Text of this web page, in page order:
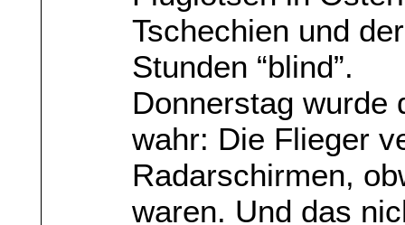
Tschechien und
Stunden “blind”.
Donnerstag wurde
wahr: Die Flieger
Radarschirmen,
waren. Und das